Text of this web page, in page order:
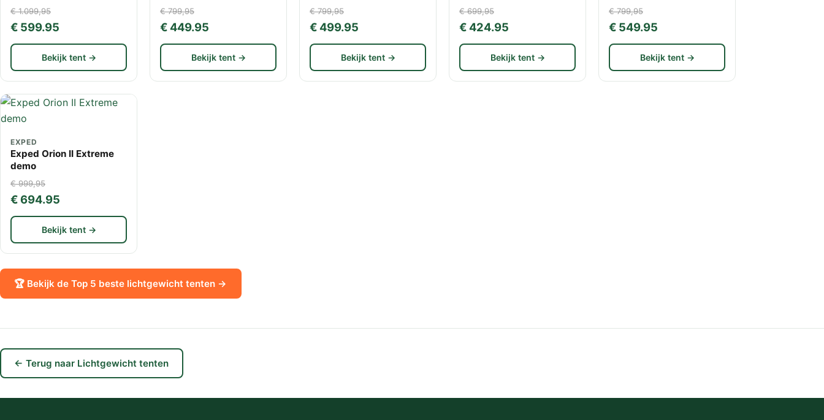
€ 1.099,95
€ 599.95
Bekijk tent →
€ 799,95
€ 449.95
Bekijk tent →
€ 799,95
€ 499.95
Bekijk tent →
€ 699,95
€ 424.95
Bekijk tent →
€ 799,95
€ 549.95
Bekijk tent →
EXPED
Exped Orion II Extreme
demo
€ 999,95
€ 694.95
Bekijk tent →
🏆 Bekijk de Top 5 beste lichtgewicht tenten →
← Terug naar Lichtgewicht tenten